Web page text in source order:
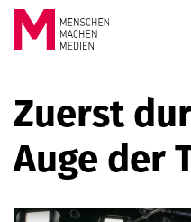
Springe zum Inhalt
MACHEN
MEDIEN
Zuerst
Auge der